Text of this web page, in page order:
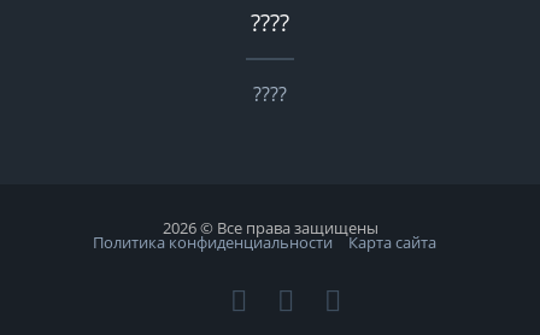
????
????
2026 © Все права защищены
Политика конфиденциальности Карта сайта